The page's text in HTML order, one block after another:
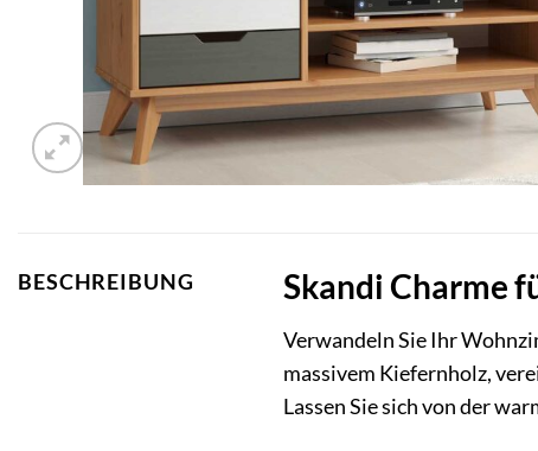
BESCHREIBUNG Skandi Charme
Verwandeln Sie Ihr
massivem Kiefernholz,
Lassen Sie sich von der